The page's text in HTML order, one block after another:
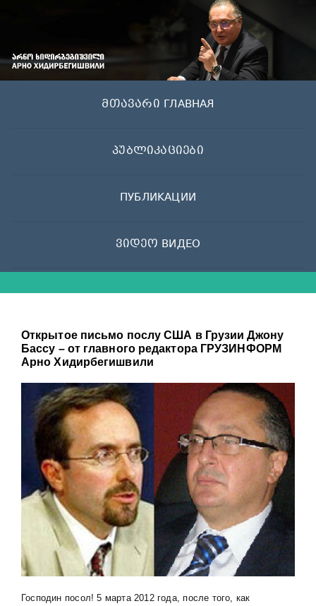
მთავარი ГЛАВНАЯ
პუბლიკაციები
ПУБЛИКАЦИИ
ვიდეო ВИДЕО
Открытое письмо послу США в Грузии Джону
Бассу – от главного редактора ГРУЗИНФОРМ
Арно Хидирбегишвили
Господин посол! 5 марта 2012 года, после того, как